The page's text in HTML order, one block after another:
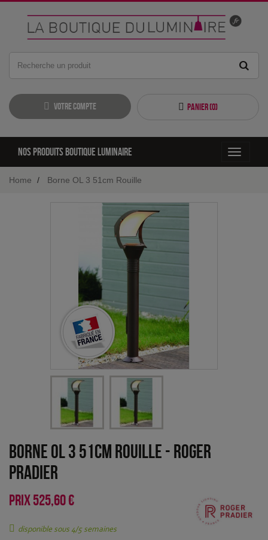
Votre compte Panier (0)
Toggle
Nos produits boutique luminaire
Home Borne OL 3 51cm Rouille
Borne OL 3 51cm Rouille - Roger
Pradier
PRIX525,60 €
disponible sous 4/5 semaines